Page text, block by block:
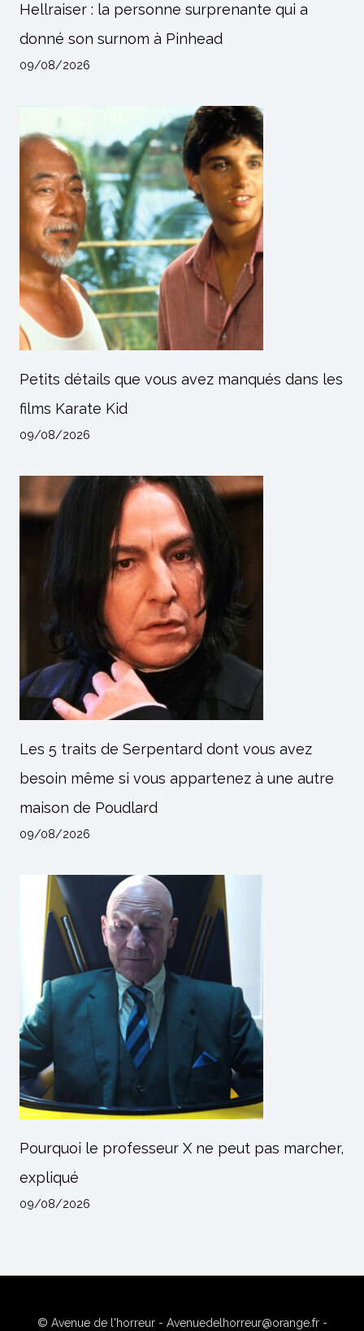
Hellraiser : la personne surprenante qui a
donné son surnom à Pinhead
09/08/2026
Petits détails que vous avez manqués dans les
films Karate Kid
09/08/2026
Les 5 traits de Serpentard dont vous avez
besoin même si vous appartenez à une autre
maison de Poudlard
09/08/2026
Pourquoi le professeur X ne peut pas marcher,
expliqué
09/08/2026
© Avenue de l'horreur - Avenuedelhorreur@orange.fr -